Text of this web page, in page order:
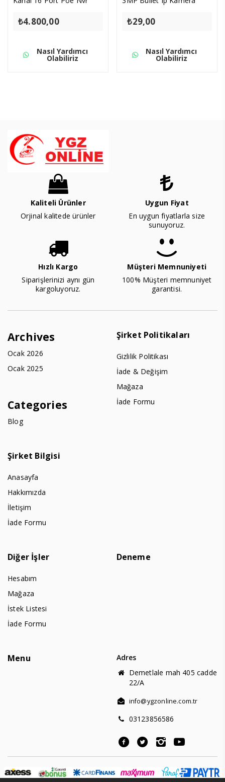
₺4.800,00
Nasıl Yardımcı
Olabiliriz
₺29,00
Nasıl Yardımcı
Olabiliriz
Kaliteli Ürünler
Orjinal kalitede ürünler
Uygun Fiyat
En uygun fiyatlarla size
sunuyoruz.
Hızlı Kargo
Siparişlerinizi aynı gün
kargoluyoruz.
Müşteri Memnuniyeti
100% Müşteri memnuniyet
garantisi.
Archives
Ocak 2026
Ocak 2025
Categories
Blog
Şirket Bilgisi
Anasayfa
Hakkımızda
İletişim
İade Formu
Şirket Politikaları
Gizlilik Politikası
İade & Değişim
Mağaza
İade Formu
Diğer İşler
Hesabım
Mağaza
İstek Listesi
İade Formu
Deneme
Menu
Adres
Demetlale mah 405 cadde
22/A
info@ygzonline.com.tr
03123856586